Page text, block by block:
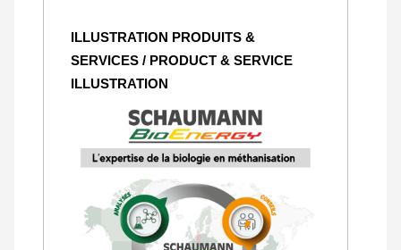
ILLUSTRATION PRODUITS &
SERVICES / PRODUCT & SERVICE
ILLUSTRATION